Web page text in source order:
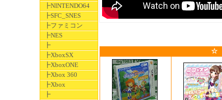
┣NINTENDO64
┣SFC_SNES
┣ファミコン
┣NES
┣
┣XboxSX
┣XboxONE
┣Xbox 360
┣Xbox
┣
☆